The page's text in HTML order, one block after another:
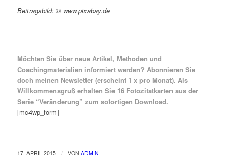
Beitragsbild: © www.pixabay.de
Möchten Sie über neue Artikel, Methoden und
Coachingmaterialien informiert werden? Abonnieren Sie
doch meinen Newsletter (erscheint 1 x pro Monat). Als
Willkommens­gruß erhalten Sie 16 Fotozitat­karten aus der
Serie “Verän­derung” zum sofortigen Download.
[mc4wp_form]
17. APRIL 2015 / VON ADMIN